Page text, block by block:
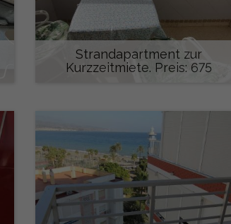
Strandapartment zur
Kurzzeitmiete. Preis: 675